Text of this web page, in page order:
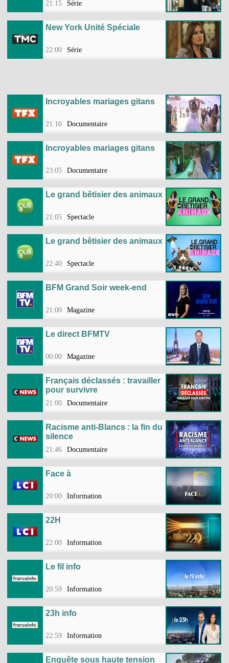
21:15 Série
New York Unité Spéciale
22:00 Série
Incroyables mariages gitans
21:10 Documentaire
Incroyables mariages gitans
23:05 Documentaire
Le grand bêtisier des animaux
21:05 Spectacle
Le grand bêtisier des animaux
22:40 Spectacle
BFM Grand Soir week-end
21:00 Magazine
Le direct BFMTV
00:00 Magazine
Français déclassés : travailler
pour survivre
21:00 Documentaire
Racisme anti-Blancs : la fin du
silence
21:46 Documentaire
Face à
20:00 Information
22H
22:00 Information
Le fil info
20:59 Information
23h info
22:59 Information
Enquête sous haute tension